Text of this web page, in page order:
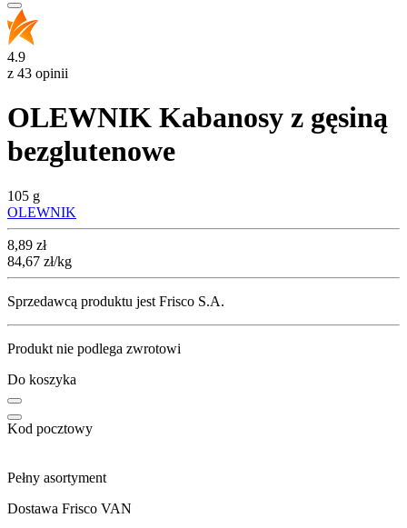
4.9
z 43 opinii
OLEWNIK Kabanosy z gęsiną
bezglutenowe
105 g
OLEWNIK
Cena
8,89 zł
84,67 zł/kg
Sprzedawcą produktu jest Frisco S.A.
Produkt nie podlega zwrotowi
Do koszyka
Kod pocztowy
Pełny asortyment
Dostawa Frisco VAN